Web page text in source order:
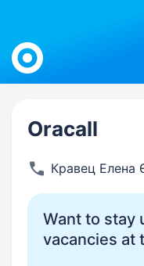
Work.ua
Oracall
Кравец Елена
Want to stay
vacancies at